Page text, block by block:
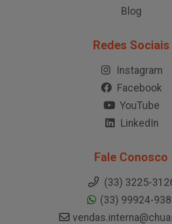
Blog
Redes Sociais
Instagram
Facebook
YouTube
LinkedIn
Fale Conosco
(33) 3225-
(33) 99924-